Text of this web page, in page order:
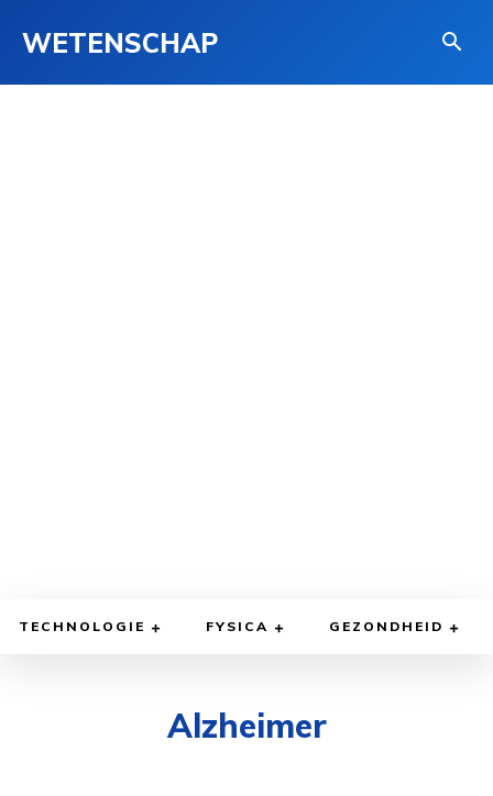
WETENSCHAP
TECHNOLOGIE FYSICA GEZONDHEID
Alzheimer